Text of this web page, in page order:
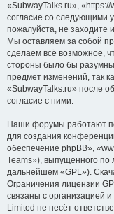
«SubwayTalks.ru»,
согласие со следующими
пожалуйста, не заходите
Мы оставляем за собой
сделаем всё возможное,
стороны было бы
предмет изменений, так
«SubwayTalks.ru» после
согласие с ними.
Наши форумы работают
для создания
обеспечение phpBB»,
Teams»), выпущенного по
дальнейшем «GPL»).
Ограничения лицензии
связаны с организацией
Limited не несёт